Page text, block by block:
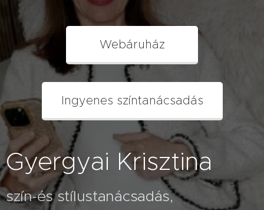
Webáruház
Ingyenes színtanácsadás
Gyergyai Krisztina
szín-és stílustanácsadás,